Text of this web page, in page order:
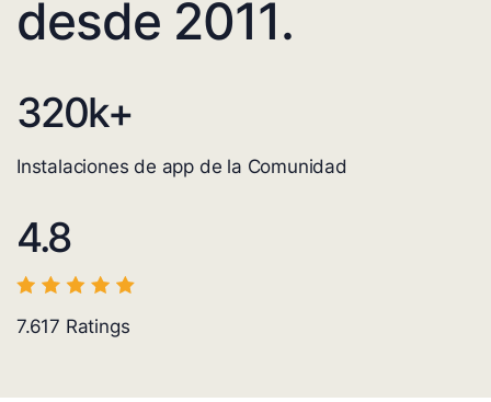
desde 2011.
320k+
Instalaciones de app de la Comunidad
4.8
7.617 Ratings